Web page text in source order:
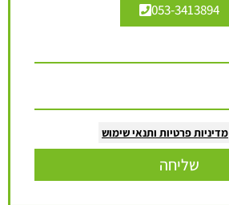
053-3413894
מדיניות פרטיות ותנאי שימוש
שליחה